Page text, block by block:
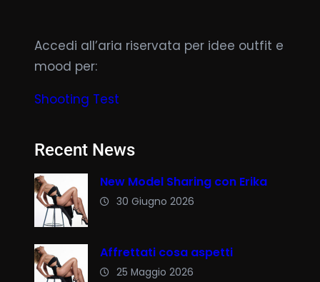
Accedi all’aria riservata per idee outfit e
mood per:
Shooting Test
Recent News
New Model Sharing con Erika
30 Giugno 2026
Affrettati cosa aspetti
25 Maggio 2026